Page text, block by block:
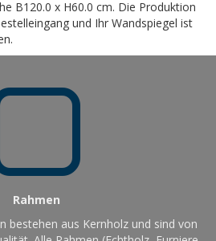
B120.0 x H60.0 cm. Die Produktion
und Ihr Wandspiegel ist
Rahmen
bestehen aus Kernholz und sind von